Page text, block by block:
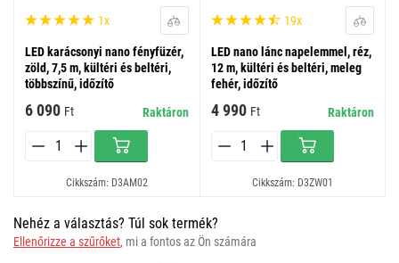
1x
LED karácsonyi nano fényfüzér,
zöld, 7,5 m, kültéri és beltéri,
többszínű, időzítő
6 090 Ft Raktáron
Cikkszám: D3AM02
19x
LED nano lánc napelemmel, réz,
12 m, kültéri és beltéri, meleg
fehér, időzítő
4 990 Ft Raktáron
Cikkszám: D3ZW01
Nehéz a választás? Túl sok termék?
Ellenőrizze a szűrőket, mi a fontos az Ön számára